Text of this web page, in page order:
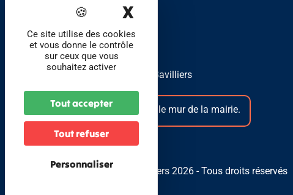
Foyer communal de
Bavilliers
1 place Jean Moulin, 90800 Bavilliers
La boîte aux lettres se trouve sur le mur de la mairie.
© Foyer Communal de Bavilliers 2026 - Tous droits réservés
Ce site utilise des cookies
et vous donne le contrôle
sur ceux que vous
souhaitez activer
Tout accepter
Tout refuser
Personnaliser
X